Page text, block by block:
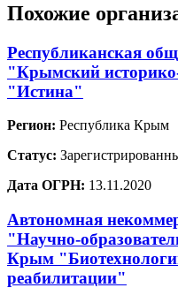
Похожие
Республиканская
"Крымский
"Истина"
Регион: Республика Крым
Статус:
Дата ОГРН: 13.11.2020
Автономная
"Научно-
Крым
реабилитации"